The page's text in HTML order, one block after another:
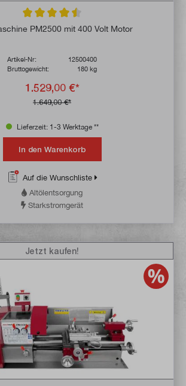
Durchschnittliche Bewertung von 4.5 von
PM2500 mit 400 Volt Motor
Artikel-Nr:
12500400
Bruttogewicht:
180 kg
1.529,00 €*
1.649,00 €*
Lieferzeit: 1-3 Werktage **
In den Warenkorb
Auf die Wunschliste
Altölentsorgung
Starkstromgerät
Jetzt kaufen!